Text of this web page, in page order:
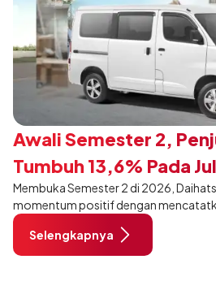
Awali Semester 2,
Tumbuh 13,6% Pada
Membuka Semester 2 di 2026,
momentum positif dengan
sebanyak 12.750 unit pada Juli 2026.
13,6% dibandingkan periode yang
11.220 unit, dan tetap stabil
Selengkapnya